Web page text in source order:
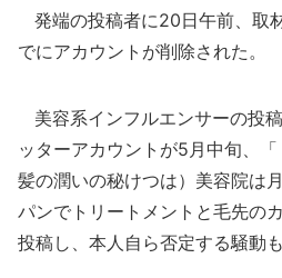
発端の投稿者に20日午前、取
でにアカウントが削除された。
美容系インフルエンサーの投
ッターアカウントが5月中旬、
髪の潤いの秘けつは）美容院は
パンでトリートメントと毛先の
投稿し、本人自ら否定する騒動も